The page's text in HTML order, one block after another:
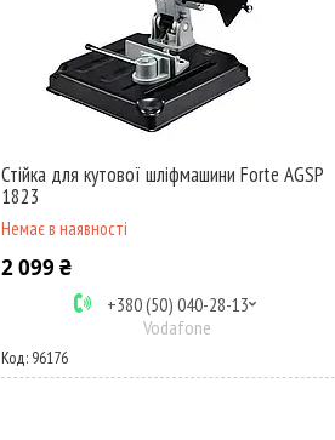
Стійка для кутової шліфмашини Forte AGSP
1823
Немає в наявності
2 099 ₴
+380 (50) 040-28-13
Vodafone
96176